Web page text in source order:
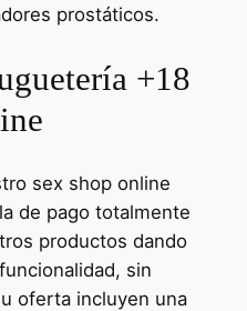
prostáticos.
+18
sex shop online
de pago totalmente
productos dando
sin
oferta incluyen una